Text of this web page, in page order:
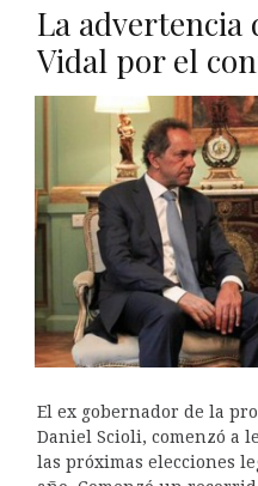
La advertencia
Vidal por el
El ex gobernador de la
Daniel Scioli, comenzó a
las próximas elecciones